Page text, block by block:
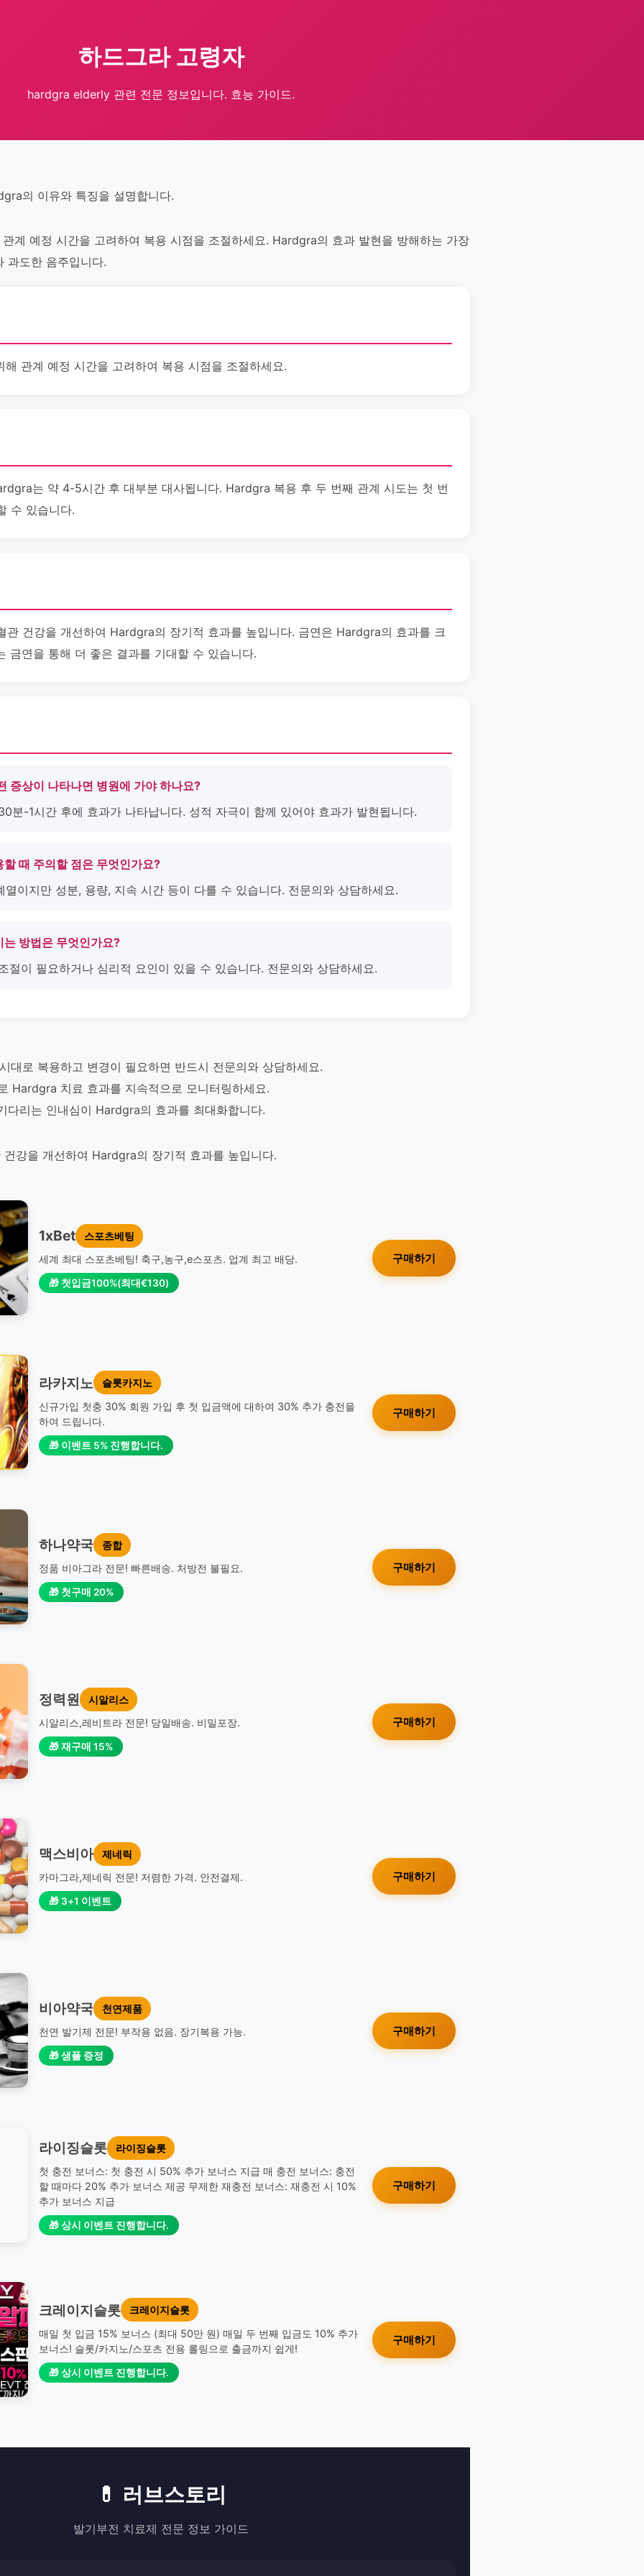
하드그라 고령자
hardgra elderly 관련 전문 정보입니다. 효능 가이드.
의 이유와 특징을 설명합니다.
계 예정 시간을 고려하여 복용 시점을 조절하세요. Hardgra의 효과 발현을 방해하는 가장
과도한 음주입니다.
관계 예정 시간을 고려하여 복용 시점을 조절하세요.
는 약 4-5시간 후 대부분 대사됩니다. Hardgra 복용 후 두 번째 관계 시도는 첫 번
수 있습니다.
관 건강을 개선하여 Hardgra의 장기적 효과를 높입니다. 금연은 Hardgra의 효과를 크
금연을 통해 더 좋은 결과를 기대할 수 있습니다.
증상이 나타나면 병원에 가야 하나요?
분-1시간 후에 효과가 나타납니다. 성적 자극이 함께 있어야 효과가 발현됩니다.
때 주의할 점은 무엇인가요?
열이지만 성분, 용량, 지속 시간 등이 다를 수 있습니다. 전문의와 상담하세요.
방법은 무엇인가요?
절이 필요하거나 심리적 요인이 있을 수 있습니다. 전문의와 상담하세요.
대로 복용하고 변경이 필요하면 반드시 전문의와 상담하세요.
Hardgra 치료 효과를 지속적으로 모니터링하세요.
다리는 인내심이 Hardgra의 효과를 최대화합니다.
강을 개선하여 Hardgra의 장기적 효과를 높입니다.
1xBet
스포츠베팅
세계 최대 스포츠베팅! 축구,농구,e스포츠. 업계 최고 배당.
🎁 첫입금100%(최대€130)
구매하기
라카지노
슬롯카지노
신규가입 첫충 30% 회원 가입 후 첫 입금액에 대하여 30% 추가 충전을
하여 드립니다.
🎁 이벤트 5% 진행합니다.
구매하기
하나약국
종합
정품 비아그라 전문! 빠른배송. 처방전 불필요.
🎁 첫구매 20%
구매하기
정력원
시알리스
시알리스,레비트라 전문! 당일배송. 비밀포장.
🎁 재구매 15%
구매하기
맥스비아
제네릭
카마그라,제네릭 전문! 저렴한 가격. 안전결제.
🎁 3+1 이벤트
구매하기
비아약국
천연제품
천연 발기제 전문! 부작용 없음. 장기복용 가능.
🎁 샘플 증정
구매하기
라이징슬롯
라이징슬롯
첫 충전 보너스: 첫 충전 시 50% 추가 보너스 지급 매 충전 보너스: 충전
할 때마다 20% 추가 보너스 제공 무제한 재충전 보너스: 재충전 시 10%
추가 보너스 지급
🎁 상시 이벤트 진행합니다.
구매하기
크레이지슬롯
크레이지슬롯
매일 첫 입금 15% 보너스 (최대 50만 원) 매일 두 번째 입금도 10% 추가
보너스! 슬롯/카지노/스포츠 전용 롤링으로 출금까지 쉽게!
🎁 상시 이벤트 진행합니다.
구매하기
💊 러브스토리
발기부전 치료제 전문 정보 가이드